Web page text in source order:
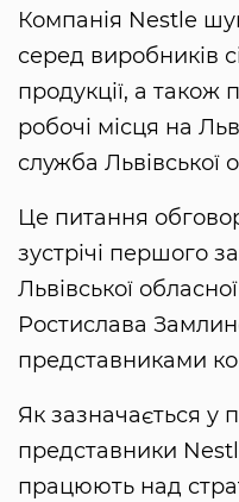
Компанія Nestlе
серед виробників
продукції, а також
робочі місця на
служба Львівської
Це питання
зустрічі першого
Львівської
Ростислава
представниками
Як зазначається у
представники
працюють над